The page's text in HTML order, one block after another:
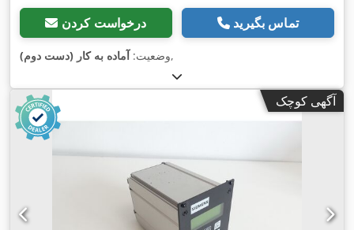
درخواست کردن تماس بگیرید
وضعیت:آماده به کار (دست دوم) ,
آگهی کوچک